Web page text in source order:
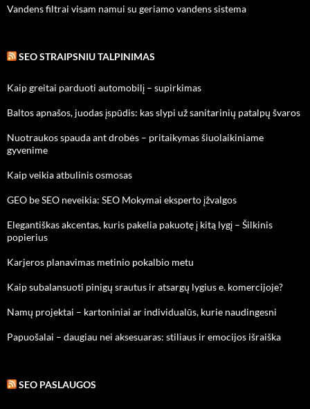
Vandens filtrai visam namui su geriamo vandens sistema
SEO STRAIPSNIU TALPINIMAS
Kaip greitai parduoti automobilį – supirkimas
Baltos apnašos, juodas įspūdis: kas slypi už sanitarinių patalpų švaros
Nuotraukos spauda ant drobės – pritaikymas šiuolaikiniame
gyvenime
Kaip veikia atbulinis osmosas
GEO be SEO neveikia: SEO Mokymai eksperto įžvalgos
Elegantiškas akcentas, kuris pakelia pakuotę į kitą lygį – Šilkinis
popierius
Karjeros planavimas metinio pokalbio metu
Kaip subalansuoti pinigų srautus ir atsargų lygius e. komercijoje?
Namų projektai – kartoniniai ar individualūs, kurie naudingesni
Papuošalai – daugiau nei aksesuaras: stiliaus ir emocijos išraiška
SEO PASLAUGOS